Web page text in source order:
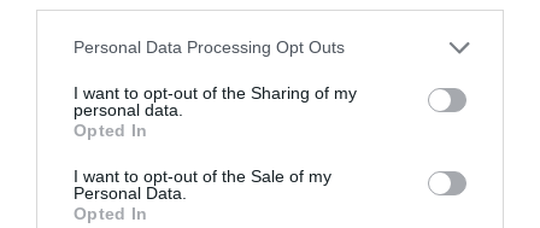
Please note that this website/app uses one or more Google
not limited to your visit or usage behaviour. You may click to
grant or deny consent to Google and its third-party tags to
use your data for below specified purposes in below Google
consent section.
Personal Data Processing Opt Outs
I want to opt-out of the Sharing of my
personal data.
Opted In
I want to opt-out of the Sale of my
Personal Data.
Opted In